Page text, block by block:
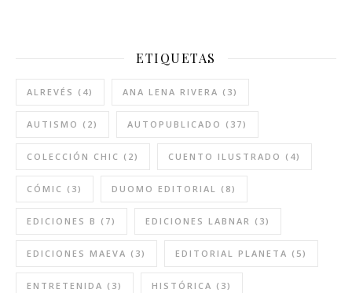
ETIQUETAS
ALREVÉS (4) ANA LENA RIVERA (3)
AUTISMO (2) AUTOPUBLICADO (37)
COLECCIÓN CHIC (2) CUENTO ILUSTRADO (4)
CÓMIC (3) DUOMO EDITORIAL (8)
EDICIONES B (7) EDICIONES LABNAR (3)
EDICIONES MAEVA (3) EDITORIAL PLANETA (5)
ENTRETENIDA (3) HISTÓRICA (3)